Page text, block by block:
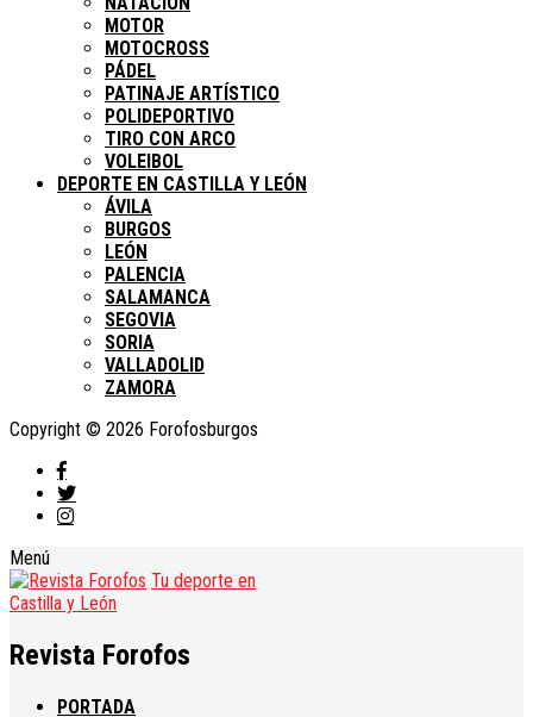
MOTOR
MOTOCROSS
PÁDEL
PATINAJE ARTÍSTICO
POLIDEPORTIVO
TIRO CON ARCO
VOLEIBOL
DEPORTE EN CASTILLA Y LEÓN
ÁVILA
BURGOS
LEÓN
PALENCIA
SALAMANCA
SEGOVIA
SORIA
VALLADOLID
ZAMORA
Copyright © 2026 Forofosburgos
Menú
Tu deporte en
Castilla y León
Revista Forofos
PORTADA